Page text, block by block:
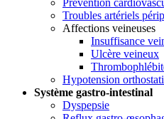
Troubles artériels
Affections veineuses
Insuffisance
Ulcère veineux
Hypotension
Système gastro-intestinal
Dyspepsie